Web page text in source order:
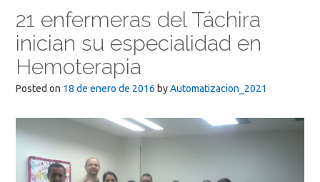
21 enfermeras del Táchira
inician su especialidad en
Hemoterapia
Posted on 18 de enero de 2016 byAutomatizacion_2021